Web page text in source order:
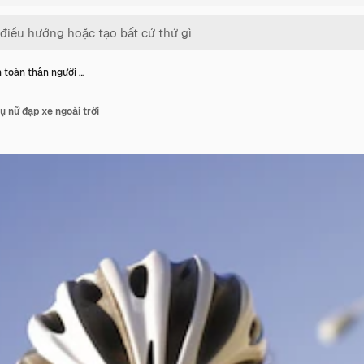
toàn thân người …
nữ đạp xe ngoài trời